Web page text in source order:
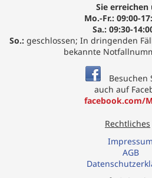
Sie erreichen
Mo.-Fr.: 09:00-
Sa.: 09:30-
So.:geschlossen; In dringenden
bekannte
Besuchen
auch auf
facebook.com/
Rechtliches
Impressum
AGB